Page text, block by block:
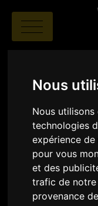
Nous
Nous
technologies
expérience
pour vous
et des
trafic de
provenance
Lunyova
Russie
SYNOPSIS